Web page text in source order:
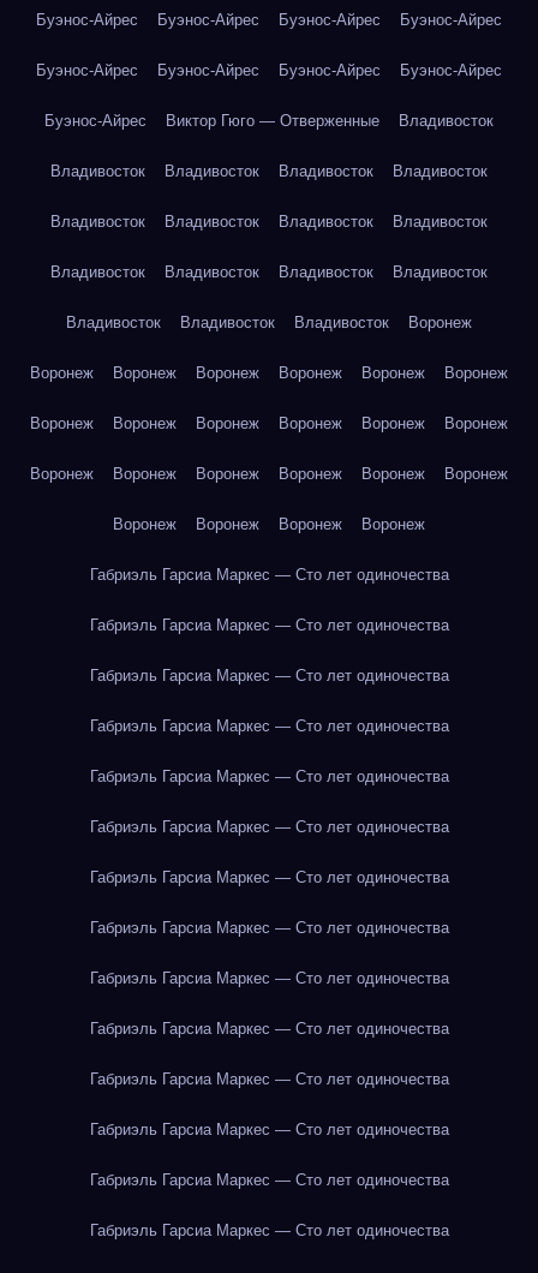
Буэнос-Айрес Буэнос-Айрес Буэнос-Айрес Буэнос-Айрес
Буэнос-Айрес Буэнос-Айрес Буэнос-Айрес Буэнос-Айрес
Буэнос-Айрес Виктор Гюго — Отверженные Владивосток
Владивосток Владивосток Владивосток Владивосток
Владивосток Владивосток Владивосток Владивосток
Владивосток Владивосток Владивосток Владивосток
Владивосток Владивосток Владивосток Воронеж
Воронеж Воронеж Воронеж Воронеж Воронеж Воронеж
Воронеж Воронеж Воронеж Воронеж Воронеж Воронеж
Воронеж Воронеж Воронеж Воронеж Воронеж Воронеж
Воронеж Воронеж Воронеж Воронеж
Габриэль Гарсиа Маркес — Сто лет одиночества
Габриэль Гарсиа Маркес — Сто лет одиночества
Габриэль Гарсиа Маркес — Сто лет одиночества
Габриэль Гарсиа Маркес — Сто лет одиночества
Габриэль Гарсиа Маркес — Сто лет одиночества
Габриэль Гарсиа Маркес — Сто лет одиночества
Габриэль Гарсиа Маркес — Сто лет одиночества
Габриэль Гарсиа Маркес — Сто лет одиночества
Габриэль Гарсиа Маркес — Сто лет одиночества
Габриэль Гарсиа Маркес — Сто лет одиночества
Габриэль Гарсиа Маркес — Сто лет одиночества
Габриэль Гарсиа Маркес — Сто лет одиночества
Габриэль Гарсиа Маркес — Сто лет одиночества
Габриэль Гарсиа Маркес — Сто лет одиночества